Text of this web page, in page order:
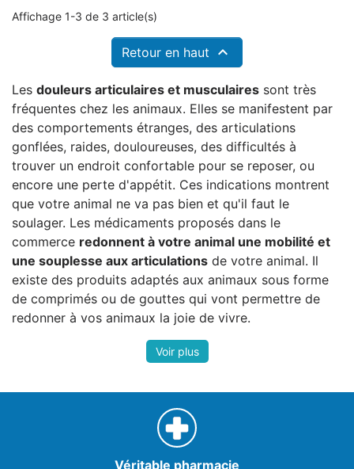
Affichage 1-3 de 3 article(s)
Retour en haut 
Les douleurs articulaires et musculaires sont très
fréquentes chez les animaux. Elles se manifestent par
des comportements étranges, des articulations
gonflées, raides, douloureuses, des difficultés à
trouver un endroit confortable pour se reposer, ou
encore une perte d'appétit. Ces indications montrent
que votre animal ne va pas bien et qu'il faut le
soulager. Les médicaments proposés dans le
commerce redonnent à votre animal une mobilité et
une souplesse aux articulations de votre animal. Il
existe des produits adaptés aux animaux sous forme
de comprimés ou de gouttes qui vont permettre de
redonner à vos animaux la joie de vivre.
Véritable pharmacie